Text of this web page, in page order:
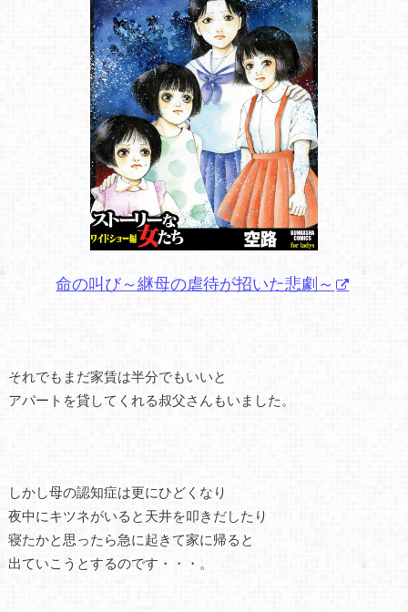
命の叫び～継母の虐待が招いた悲劇～
それでもまだ家賃は半分でもいいと
アパートを貸してくれる叔父さんもいました。
しかし母の認知症は更にひどくなり
夜中にキツネがいると天井を叩きだしたり
寝たかと思ったら急に起きて家に帰ると
出ていこうとするのです・・・。